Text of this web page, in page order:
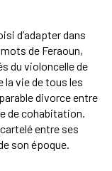
d’adapter dans
de Feraoun,
du violoncelle de
la vie de tous les
divorce entre
de cohabitation.
entre ses
son époque.